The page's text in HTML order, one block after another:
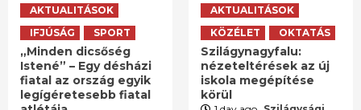
AKTUALITÁSOK
IFJÚSÁG
SPORT
„Minden dicsőség
Istené” – Egy désházi
fiatal az ország egyik
legígéretesebb fiatal
AKTUALITÁSOK
KÖZÉLET
OKTATÁS
Szilágynagyfalu:
nézeteltérések az új
iskola megépítése
körül